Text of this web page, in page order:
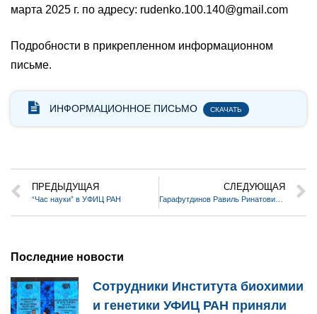
марта 2025 г. по адресу: rudenko.100.140@gmail.com
Подробности в прикрепленном информационном
письме.
ИНФОРМАЦИОННОЕ ПИСЬМО СКАЧАТЬ
ПРЕДЫДУЩАЯ
“Час науки” в УФИЦ РАН
СЛЕДУЮЩАЯ
Гарафутдинов Равиль Ринатович успешно защитил диссертацию на соискание учёной степени доктора химических наук!
Последние новости
Сотрудники Института биохимии
и генетики УФИЦ РАН приняли